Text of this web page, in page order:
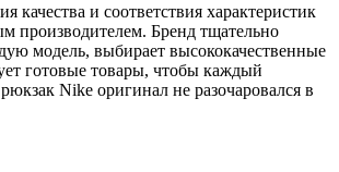
качества и соответствия характеристик
производителем. Бренд тщательно
модель, выбирает высококачественные
готовые товары, чтобы каждый
Nike оригинал не разочаровался в